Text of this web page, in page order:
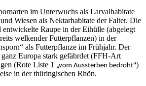
im Unterwuchs als Larvalhabitate
Wiesen als Nektarhabitate der Falter. Die
Raupe in der Eihülle (abgelegt
welkender Futterpflanzen) in der
als Futterpflanze im Frühjahr. Der
Europa stark gefährdet (FFH-Art
(Rote Liste 1 „vom Aussterben bedroht")
in der thüringischen Rhön.